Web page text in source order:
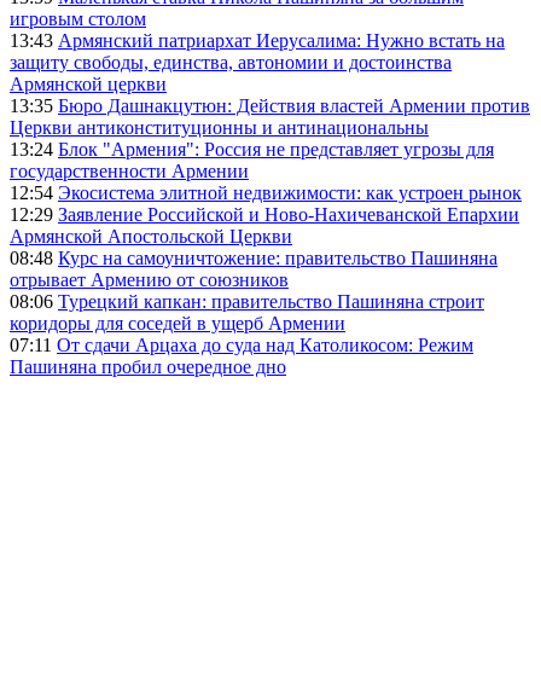
игровым столом
13:43 Армянский патриархат Иерусалима: Нужно встать на
защиту свободы, единства, автономии и достоинства
Армянской церкви
13:35 Бюро Дашнакцутюн: Действия властей Армении против
Церкви антиконституционны и антинациональны
13:24 Блок "Армения": Россия не представляет угрозы для
государственности Армении
12:54 Экосистема элитной недвижимости: как устроен рынок
12:29 Заявление Российской и Ново-Нахичеванской Епархии
Армянской Апостольской Церкви
08:48 Курс на самоуничтожение: правительство Пашиняна
отрывает Армению от союзников
08:06 Турецкий капкан: правительство Пашиняна строит
коридоры для соседей в ущерб Армении
07:11 От сдачи Арцаха до суда над Католикосом: Режим
Пашиняна пробил очередное дно